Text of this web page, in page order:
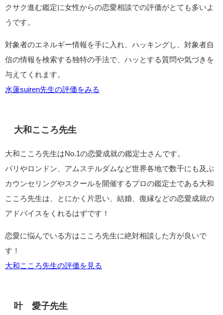
クサク進む鑑定に女性からの恋愛相談での評価がとても多いよ
うです。
対象者のエネルギー情報を手に入れ、ハッキングし、対象者自
信の情報を検索する独特の手法で、ハッとする質問や気づきを
与えてくれます。
水蓮suiren先生の評価をみる
大和こころ先生
大和こころ先生はNo.1の恋愛成就の鑑定士さんです。
パリやロンドン、アムステルダムなど世界各地で数千にも及ぶ
カウンセリングやスクールを開催するプロの鑑定士である大和
こころ先生は、とにかく片思い、結婚、復縁などの恋愛成就の
アドバイスをくれるはずです！
恋愛に悩んでいる方はこころ先生に絶対相談した方が良いで
す！
大和こころ先生の評価を見る
叶 愛子先生